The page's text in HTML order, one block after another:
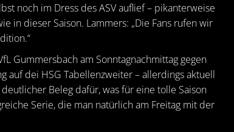
noch im Dress des ASV auflief – pikanterweise
in dieser Saison. Lammers: „Die Fans rufen wir
Gummersbach am Sonntagnachmittag gegen
auf dei HSG Tabellenzweiter – allerdings aktuell
Beleg dafür, was für eine tolle Saison
Serie, die man natürlich am Freitag mit der